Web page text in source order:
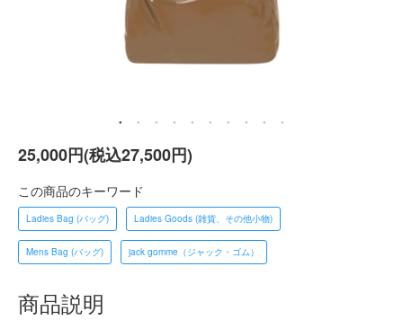
25,000円(税込27,500円)
この商品のキーワード
Ladies Bag (バッグ) Ladies Goods (雑貨、その他小物)
Mens Bag (バッグ) jack gomme（ジャック・ゴム）
商品説明